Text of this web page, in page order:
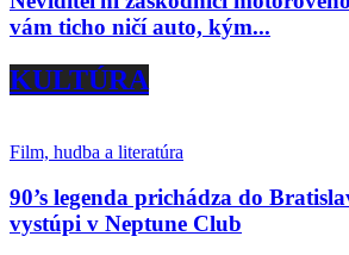
vám ticho ničí auto, kým...
KULTÚRA
Film, hudba a literatúra
90’s legenda prichádza do
vystúpi v Neptune Club